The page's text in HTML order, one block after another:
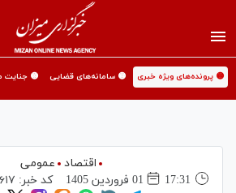
🟡 پرونده‌های ویژه خبری 🟡 سامانه‌های قضایی 🟡 جنایت
اقتصاد
عمومی
17:31
01 فروردين 1405 کد خبر: